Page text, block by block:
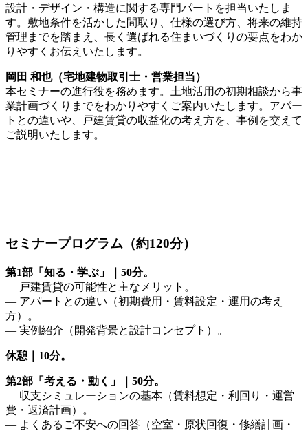
設計・デザイン・構造に関する専門パートを担当いたしま
す。敷地条件を活かした間取り、仕様の選び方、将来の維持
管理までを踏まえ、長く選ばれる住まいづくりの要点をわか
りやすくお伝えいたします。
岡田 和也（宅地建物取引士・営業担当）
本セミナーの進行役を務めます。土地活用の初期相談から事
業計画づくりまでをわかりやすくご案内いたします。アパー
トとの違いや、戸建賃貸の収益化の考え方を、事例を交えて
ご説明いたします。
セミナープログラム（約120分）
第1部「知る・学ぶ」｜50分。
— 戸建賃貸の可能性と主なメリット。
— アパートとの違い（初期費用・賃料設定・運用の考え
方）。
— 実例紹介（開発背景と設計コンセプト）。
休憩｜10分。
第2部「考える・動く」｜50分。
— 収支シミュレーションの基本（賃料想定・利回り・運営
費・返済計画）。
— よくあるご不安への回答（空室・原状回復・修繕計画・